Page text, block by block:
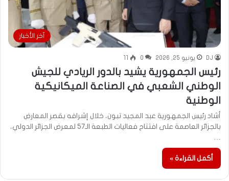
آخر الأخبار
DJ يونيو 25, 2026 0
رئيس الجمهورية يشيد بالدور الريادي للجيش
الوطني الشعبي في الصناعة الميكانيكية
الوطنية
أشاد رئيس الجمهورية عبد المجيد تبون، خلال إشرافه بقصر المعارض
بالجزائر العاصمة على افتتاح فعاليات الطبعة الـ57 لمعرض الجزائر الدولي،
…
أكمل القراءة »